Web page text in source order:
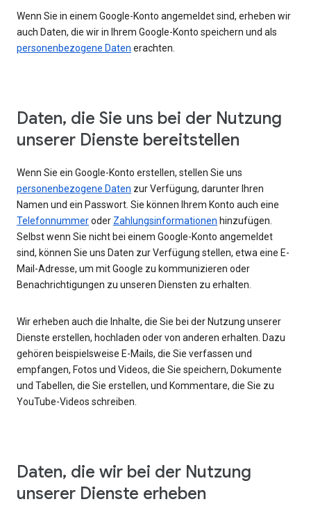
Wenn Sie in einem Google-Konto angemeldet sind, erheben wir
auch Daten, die wir in Ihrem Google-Konto speichern und als
personenbezogene Daten erachten.
Daten, die Sie uns bei der Nutzung
unserer Dienste bereitstellen
Wenn Sie ein Google-Konto erstellen, stellen Sie uns
personenbezogene Daten zur Verfügung, darunter Ihren
Namen und ein Passwort. Sie können Ihrem Konto auch eine
Telefonnummeroder Zahlungsinformationen hinzufügen.
Selbst wenn Sie nicht bei einem Google-Konto angemeldet
sind, können Sie uns Daten zur Verfügung stellen, etwa eine E-
Mail-Adresse, um mit Google zu kommunizieren oder
Benachrichtigungen zu unseren Diensten zu erhalten.
Wir erheben auch die Inhalte, die Sie bei der Nutzung unserer
Dienste erstellen, hochladen oder von anderen erhalten. Dazu
gehören beispielsweise E-Mails, die Sie verfassen und
empfangen, Fotos und Videos, die Sie speichern, Dokumente
und Tabellen, die Sie erstellen, und Kommentare, die Sie zu
YouTube-Videos schreiben.
Daten, die wir bei der Nutzung
unserer Dienste erheben